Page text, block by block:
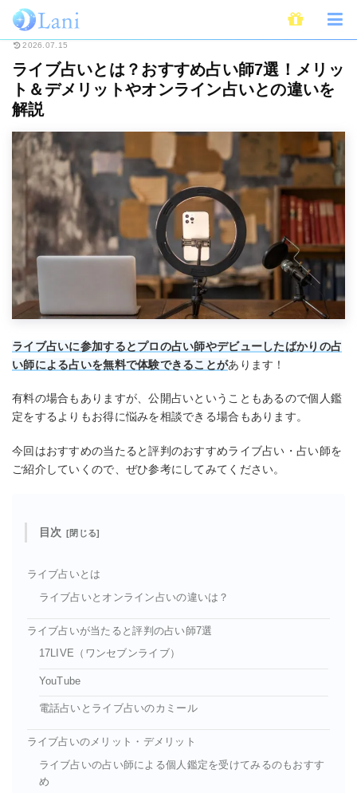
ホーム 占い ライブ占いとは？おすすめ占い師7選！メリット＆デメリッ
2026.07.15
ライブ占いとは？おすすめ占い師7選！メリッ
ト＆デメリットやオンライン占いとの違いを
解説
ライブ占いに参加するとプロの占い師やデビューしたばかりの占
い師による占いを無料で体験できることがあります！
有料の場合もありますが、公開占いということもあるので個人鑑
定をするよりもお得に悩みを相談できる場合もあります。
今回はおすすめの当たると評判のおすすめライブ占い・占い師を
ご紹介していくので、ぜひ参考にしてみてください。
目次
ライブ占いとは
ライブ占いとオンライン占いの違いは？
ライブ占いが当たると評判の占い師7選
17LIVE（ワンセブンライブ）
YouTube
電話占いとライブ占いのカミール
ライブ占いのメリット・デメリット
ライブ占いの占い師による個人鑑定を受けてみるのもおすす
め